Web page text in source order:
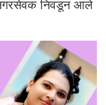
निवडून आले